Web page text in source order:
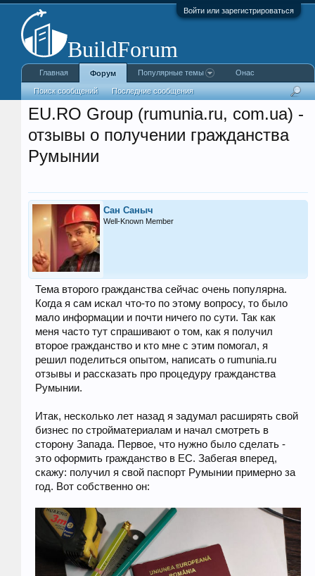
Войти или зарегистрироваться
EU.RO Group (rumunia.ru, com.ua) -
отзывы о получении гражданства
Румынии
Сан Саныч
Well-Known Member
Тема второго гражданства сейчас очень популярна.
Когда я сам искал что-то по этому вопросу, то было
мало информации и почти ничего по сути. Так как
меня часто тут спрашивают о том, как я получил
второе гражданство и кто мне с этим помогал, я
решил поделиться опытом, написать о rumunia.ru
отзывы и рассказать про процедуру гражданства
Румынии.
Итак, несколько лет назад я задумал расширять свой
бизнес по стройматериалам и начал смотреть в
сторону Запада. Первое, что нужно было сделать -
это оформить гражданство в ЕС. Забегая вперед,
скажу: получил я свой паспорт Румынии примерно за
год. Вот собственно он:
Главная Форум
Поиск сообщений Последние сообщения
Популярные темы Онас